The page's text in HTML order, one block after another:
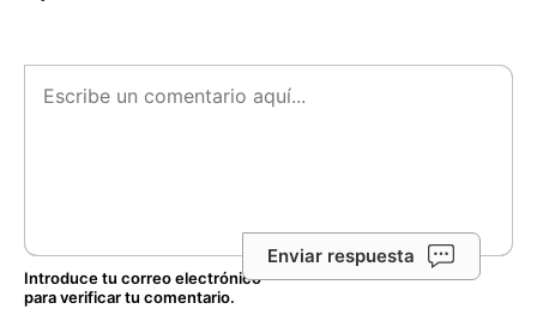
Enviar respuesta
Introduce tu correo electrónico
para verificar tu comentario.